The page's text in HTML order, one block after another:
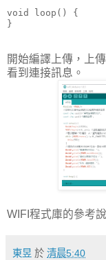
void loop() {
開始編譯上傳，上
看到連接訊息。
WIFI程式庫的參考
東昱 於 清晨5:40